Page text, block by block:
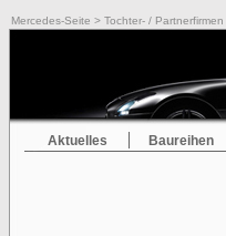
Mercedes-Seite > Tochter- / Partnerfirmen
Aktuelles Baureihen